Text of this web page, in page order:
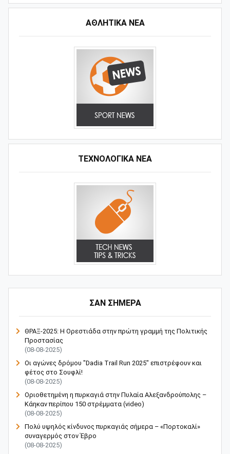
ΑΘΛΗΤΙΚΆ ΝΈΑ
ΤΕΧΝΟΛΟΓΙΚΑ ΝΕΑ
ΣΑΝ ΣΗΜΕΡΑ
ΘΡΑΞ-2025: Η Ορεστιάδα στην πρώτη γραμμή της Πολιτικής
Προστασίας
(08-08-2025)
Οι αγώνες δρόμου "Dadia Trail Run 2025" επιστρέφουν και
φέτος στο Σουφλί!
(08-08-2025)
Οριοθετημένη η πυρκαγιά στην Πυλαία Αλεξανδρούπολης –
Κάηκαν περίπου 150 στρέμματα (video)
(08-08-2025)
Πολύ υψηλός κίνδυνος πυρκαγιάς σήμερα – «Πορτοκαλί»
συναγερμός στον Έβρο
(08-08-2025)